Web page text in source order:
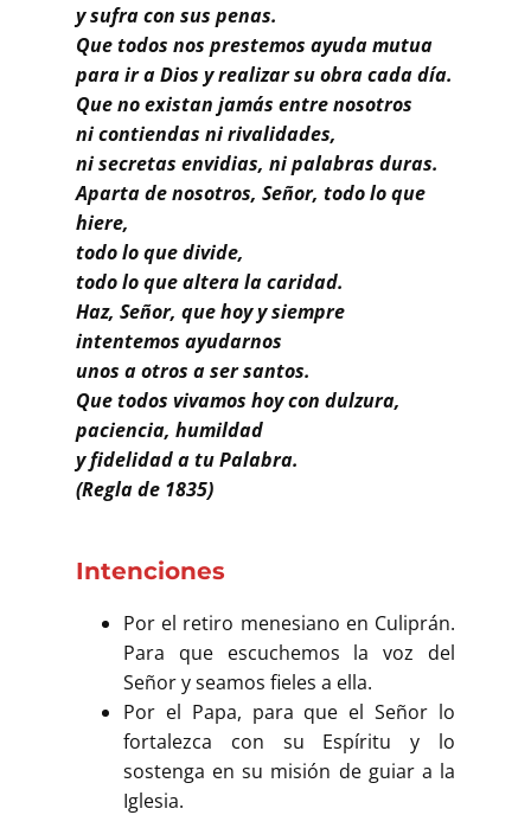
y sufra con sus penas.
Que todos nos prestemos ayuda mutua
para ir a Dios y realizar su obra cada día.
Que no existan jamás entre nosotros
ni contiendas ni rivalidades,
ni secretas envidias, ni palabras duras.
Aparta de nosotros, Señor, todo lo que
hiere,
todo lo que divide,
todo lo que altera la caridad.
Haz, Señor, que hoy y siempre
intentemos ayudarnos
unos a otros a ser santos.
Que todos vivamos hoy con dulzura,
paciencia, humildad
y fidelidad a tu Palabra.
(Regla de 1835)
Intenciones
Por el retiro menesiano en Culiprán.
Para que escuchemos la voz del
Señor y seamos fieles a ella.
Por el Papa, para que el Señor lo
fortalezca con su Espíritu y lo
sostenga en su misión de guiar a la
Iglesia.